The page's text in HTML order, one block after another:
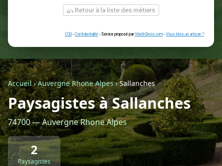
ou
Géolocalisez-moi automatiquement !
Retour à la liste des métiers
CGU-Confidentialité- Service proposé parViteUnDevis.com-Vous
Accueil›Auvergne Rhone Alpes›Sallanches
Paysagistes à Sallanches
74700 — Auvergne Rhone Alpes
2
Paysagistes